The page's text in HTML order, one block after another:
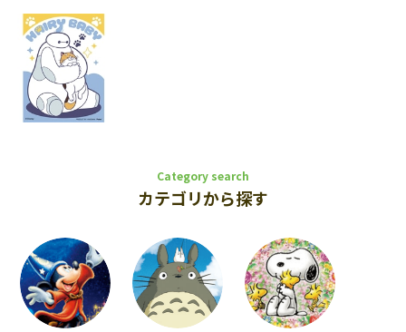
Category search
カテゴリから探す